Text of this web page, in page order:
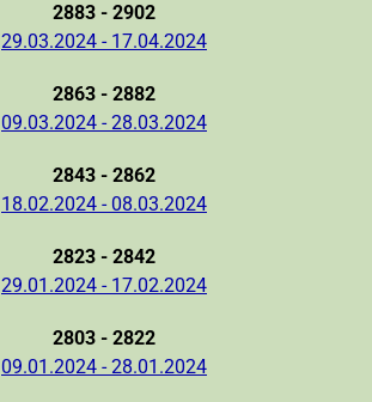
2883 - 2902
29.03.2024 - 17.04.2024
2863 - 2882
09.03.2024 - 28.03.2024
2843 - 2862
18.02.2024 - 08.03.2024
2823 - 2842
29.01.2024 - 17.02.2024
2803 - 2822
09.01.2024 - 28.01.2024